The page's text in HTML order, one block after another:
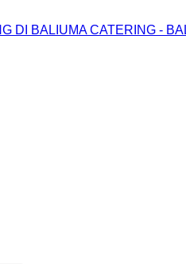
UMA CATERING -